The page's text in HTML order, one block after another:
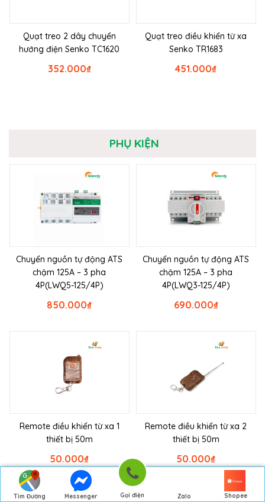
Tìm Đường
Messenger Gọi điện Zalo Shopee
Quạt treo 2 dây chuyển
hướng điện Senko TC1620
₫
352.000
Quạt treo điều khiển từ xa
Senko TR1683
₫
451.000
PHỤ KIỆN
Chuyển nguồn tự động ATS
chậm 125A – 3 pha
4P(LWQ5-125/4P)
₫
850.000
Chuyển nguồn tự động ATS
chậm 125A – 3 pha
4P(LWQ3-125/4P)
₫
690.000
Remote điều khiển từ xa 1
thiết bị 50m
₫
50.000
Remote điều khiển từ xa 2
thiết bị 50m
₫
50.000